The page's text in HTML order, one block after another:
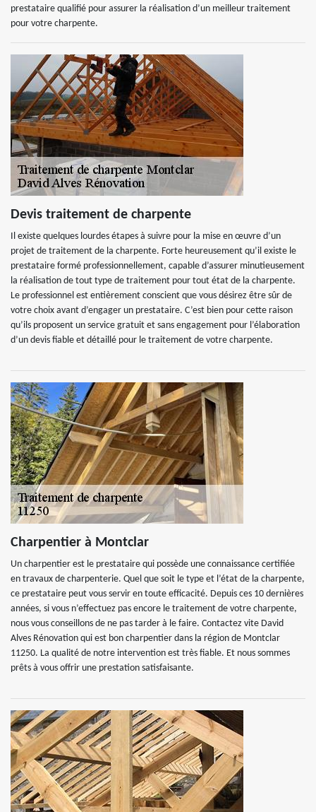
prestataire qualifié pour assurer la réalisation d’un meilleur traitement
pour votre charpente.
Devis traitement de charpente
Il existe quelques lourdes étapes à suivre pour la mise en œuvre d’un
projet de traitement de la charpente. Forte heureusement qu’il existe le
prestataire formé professionnellement, capable d’assurer minutieusement
la réalisation de tout type de traitement pour tout état de la charpente.
Le professionnel est entièrement conscient que vous désirez être sûr de
votre choix avant d’engager un prestataire. C’est bien pour cette raison
qu’ils proposent un service gratuit et sans engagement pour l’élaboration
d’un devis fiable et détaillé pour le traitement de votre charpente.
Charpentier à Montclar
Un charpentier est le prestataire qui possède une connaissance certifiée
en travaux de charpenterie. Quel que soit le type et l’état de la charpente,
ce prestataire peut vous servir en toute efficacité. Depuis ces 10 dernières
années, si vous n’effectuez pas encore le traitement de votre charpente,
nous vous conseillons de ne pas tarder à le faire. Contactez vite David
Alves Rénovation qui est bon charpentier dans la région de Montclar
11250. La qualité de notre intervention est très fiable. Et nous sommes
prêts à vous offrir une prestation satisfaisante.